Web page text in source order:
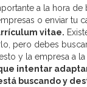
a la hora
o enviar tu
vitae.
pero debes
y la empresa a
intentar
buscando y